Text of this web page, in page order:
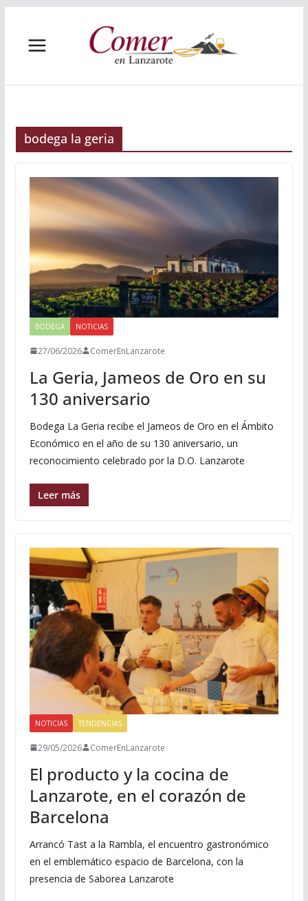
contenido
bodega la geria
BODEGA NOTICIAS
27/06/2026 ComerEnLanzarote
La Geria, Jameos de Oro en su
130 aniversario
Bodega La Geria recibe el Jameos de Oro en el Ámbito
Económico en el año de su 130 aniversario, un
reconocimiento celebrado por la D.O. Lanzarote
Leer más
NOTICIAS TENDENCIAS
29/05/2026 ComerEnLanzarote
El producto y la cocina de
Lanzarote, en el corazón de
Barcelona
Arrancó Tast a la Rambla, el encuentro gastronómico
en el emblemático espacio de Barcelona, con la
presencia de Saborea Lanzarote